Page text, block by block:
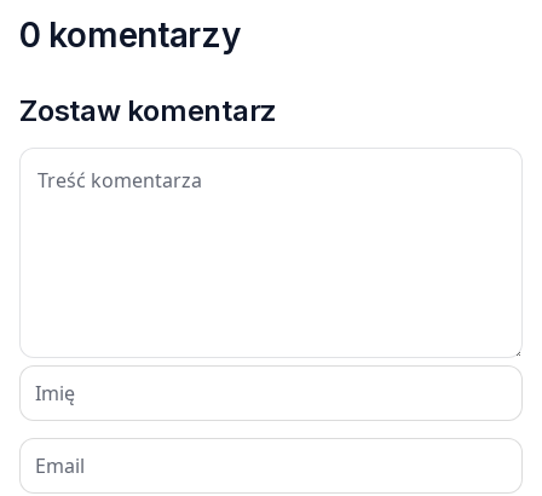
0 komentarzy
Zostaw komentarz